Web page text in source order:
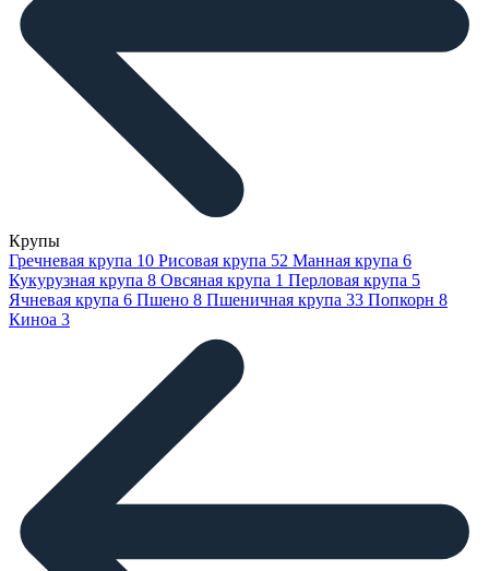
Крупы
Гречневая крупа 10 Рисовая крупа 52 Манная крупа 6
Кукурузная крупа 8 Овсяная крупа 1 Перловая крупа 5
Ячневая крупа 6 Пшено 8 Пшеничная крупа 33 Попкорн 8
Киноа 3